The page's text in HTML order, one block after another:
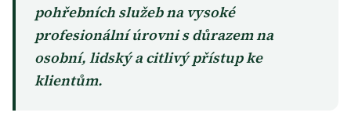
pohřebních služeb na vysoké
profesionální úrovni s důrazem na
osobní, lidský a citlivý přístup ke
klientům.